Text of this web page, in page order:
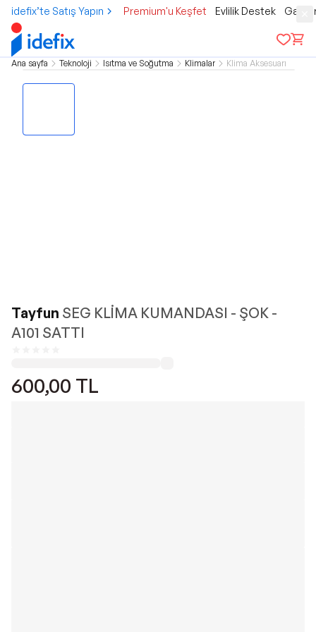
idefix’te Satış Yapın Premium'u Keşfet Evlilik Destek
Ana sayfa Teknoloji Isıtma ve Soğutma Klimalar Klima Aksesuarı
Tayfun SEG KLİMA KUMANDASI - ŞOK -
A101 SATTI
600,00 TL